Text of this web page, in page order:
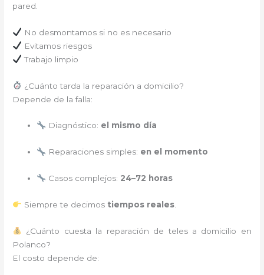
pared.
No desmontamos si no es necesario
Evitamos riesgos
Trabajo limpio
¿Cuánto tarda la reparación a domicilio?
Depende de la falla:
Diagnóstico: el mismo día
Reparaciones simples: en el momento
Casos complejos: 24–72 horas
Siempre te decimos tiempos reales.
¿Cuánto cuesta la reparación de teles a domicilio en
Polanco?
El costo depende de: